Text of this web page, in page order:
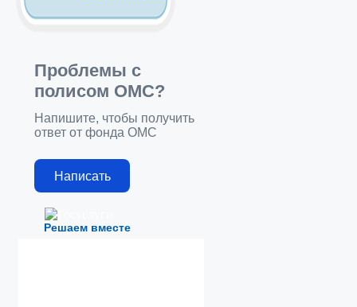
Решаем вместе
Проблемы с
полисом ОМС?
Напишите, чтобы получить
ответ от фонда ОМС
Написать